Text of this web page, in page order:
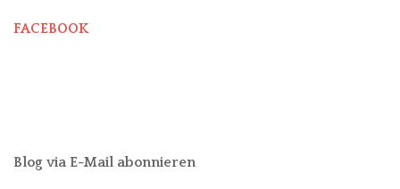
FACEBOOK
Blog via E-Mail abonnieren